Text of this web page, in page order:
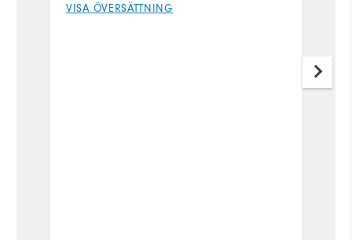
VISA ÖVERSÄTTNING